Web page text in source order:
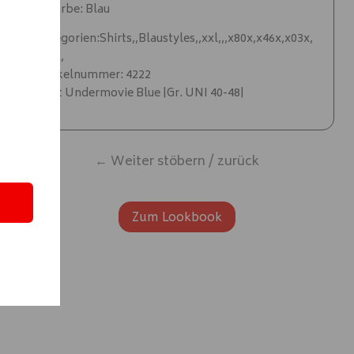
✨ Farbe: Blau
Kategorien:Shirts,,Blaustyles,,xxl,,,x80x,x46x,x03x,
x86x,
Artikelnummer: 4222
Shirt Undermovie Blue |Gr. UNI 40-48|
← Weiter stöbern / zurück
Zum Lookbook